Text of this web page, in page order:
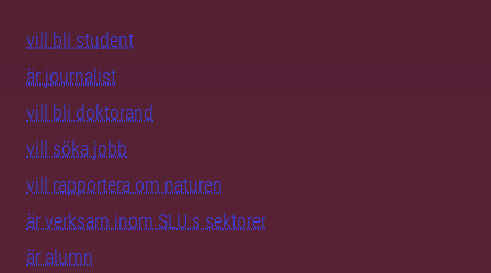
vill bli student
är journalist
vill bli doktorand
vill söka jobb
vill rapportera om naturen
är verksam inom SLU:s sektorer
är alumn